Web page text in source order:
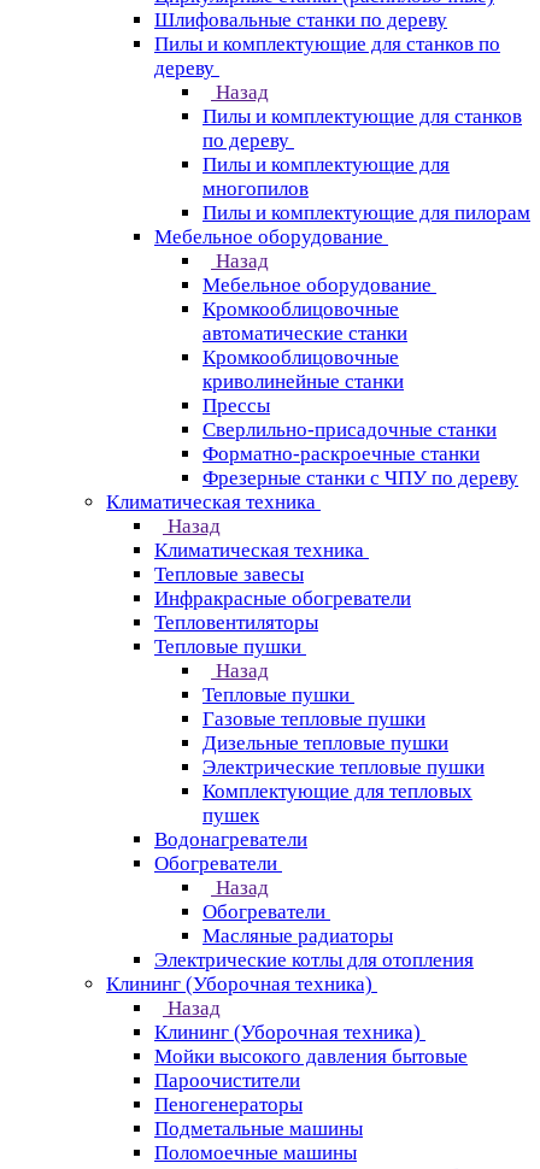
Шлифовальные станки по дереву
Пилы и комплектующие для станков по
дереву
Назад
Пилы и комплектующие для станков
по дереву
Пилы и комплектующие для
многопилов
Пилы и комплектующие для пилорам
Мебельное оборудование
Назад
Мебельное оборудование
Кромкооблицовочные
автоматические станки
Кромкооблицовочные
криволинейные станки
Прессы
Сверлильно-присадочные станки
Форматно-раскроечные станки
Фрезерные станки с ЧПУ по дереву
Климатическая техника
Назад
Климатическая техника
Тепловые завесы
Инфракрасные обогреватели
Тепловентиляторы
Тепловые пушки
Назад
Тепловые пушки
Газовые тепловые пушки
Дизельные тепловые пушки
Электрические тепловые пушки
Комплектующие для тепловых
пушек
Водонагреватели
Обогреватели
Назад
Обогреватели
Масляные радиаторы
Электрические котлы для отопления
Клининг (Уборочная техника)
Назад
Клининг (Уборочная техника)
Мойки высокого давления бытовые
Пароочистители
Пеногенераторы
Подметальные машины
Поломоечные машины